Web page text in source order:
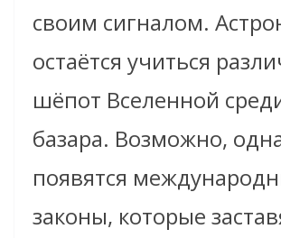
своим сигналом.
остаётся учиться
шёпот Вселенной
базара. Возможно,
появятся
законы, которые